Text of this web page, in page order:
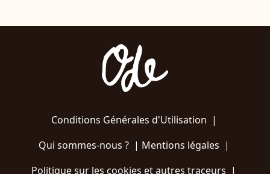
Conditions Générales d'Utilisation |
Qui sommes-nous ?| Mentions légales |
Politique sur les cookies et autres traceurs |